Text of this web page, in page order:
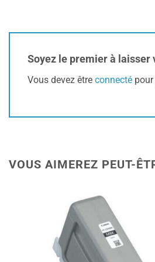
Soyez le premier à laisser
Vous devez être connecté
VOUS AIMEREZ PEUT-